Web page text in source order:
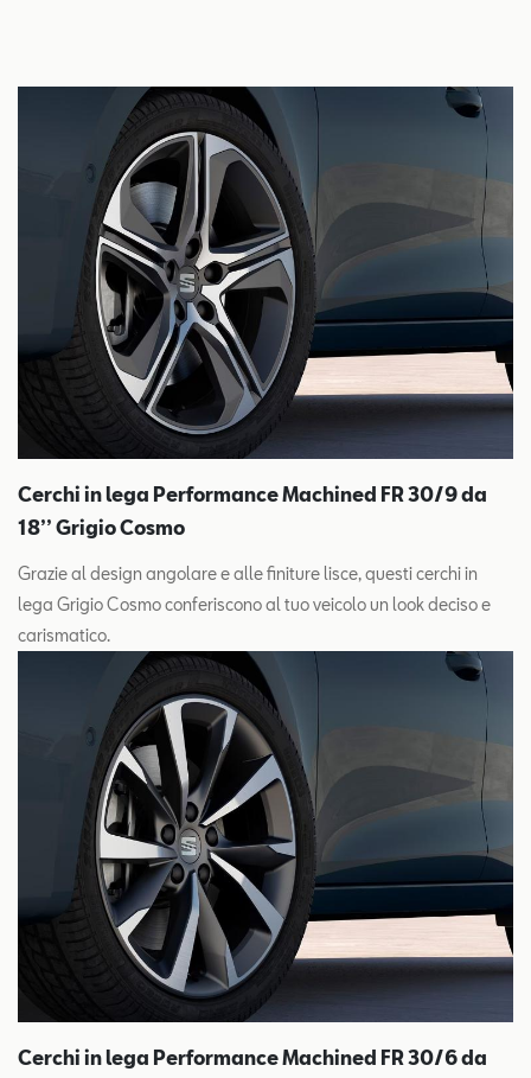
Cerchi in lega Performance Machined FR 30/9 da
18’’ Grigio Cosmo
Grazie al design angolare e alle finiture lisce, questi cerchi in
lega Grigio Cosmo conferiscono al tuo veicolo un look deciso e
carismatico.
Cerchi in lega Performance Machined FR 30/6 da